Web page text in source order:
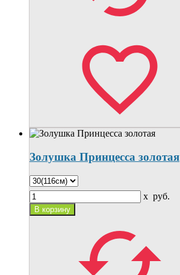
Золушка Принцесса золотая
x руб.